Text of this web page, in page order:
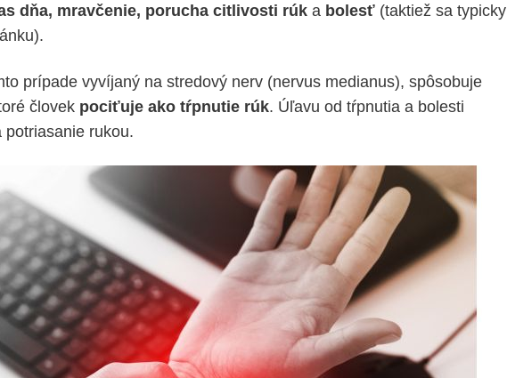
dňa, mravčenie, porucha citlivosti rúk a bolesť (taktiež sa typicky
prípade vyvíjaný na stredový nerv (nervus medianus), spôsobuje
človek pociťuje ako tŕpnutie rúk. Úľavu od tŕpnutia a bolesti
potriasanie rukou.